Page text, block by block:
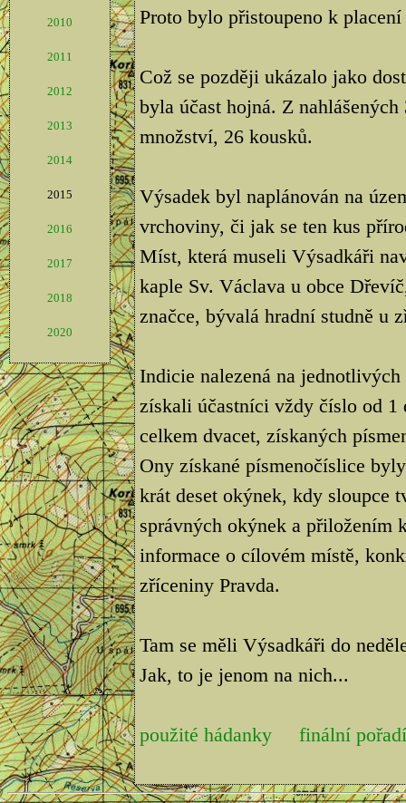
2010
2011
2012
2013
2014
2015
2016
2017
2018
2020
Proto bylo přistoupeno k
Což se později ukázalo jako
byla účast hojná. Z
množství, 26 kousků.
Výsadek byl naplánován na
vrchoviny, či jak se ten kus
Míst, která museli Výsadkáři
kaple Sv. Václava u obce
značce, bývalá hradní studně u
Indicie nalezená na
získali účastníci vždy číslo od 1
celkem dvacet, získaných
Ony získané písmenočíslice
krát deset okýnek, kdy sloupce
správných okýnek a přiložením
informace o cílovém místě,
zříceniny Pravda.
Tam se měli Výsadkáři do
Jak, to je jenom na nich...
použité hádanky finální pořadí